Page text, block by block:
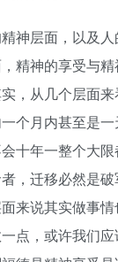
神层面，以及
精神的享受与
，从几个层面
个月内甚至是
十年一整个大
，迁移必然是
来说其实做事
点，或许我们